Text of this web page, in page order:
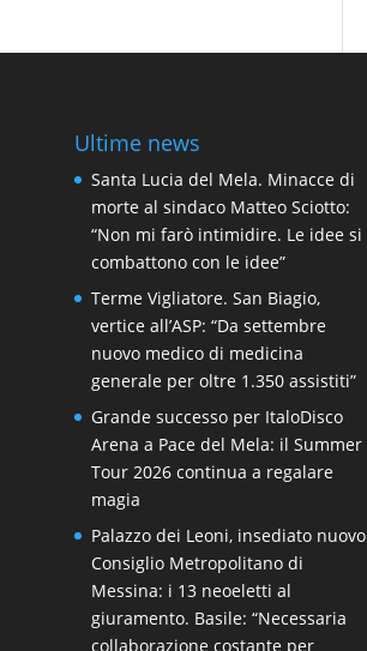
Ultime news
Santa Lucia del Mela. Minacce di
morte al sindaco Matteo Sciotto:
“Non mi farò intimidire. Le idee si
combattono con le idee”
Terme Vigliatore. San Biagio,
vertice all’ASP: “Da settembre
nuovo medico di medicina
generale per oltre 1.350 assistiti”
Grande successo per ItaloDisco
Arena a Pace del Mela: il Summer
Tour 2026 continua a regalare
magia
Palazzo dei Leoni, insediato nuovo
Consiglio Metropolitano di
Messina: i 13 neoeletti al
giuramento. Basile: “Necessaria
collaborazione costante per